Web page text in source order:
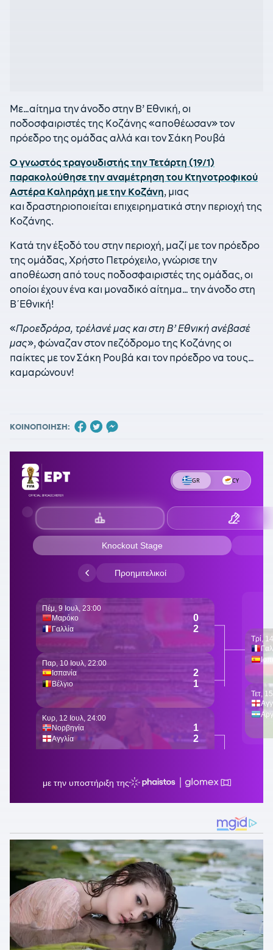
Με…αίτημα την άνοδο στην Β’ Εθνική, οι
ποδοσφαιριστές της Κοζάνης «αποθέωσαν» τον
πρόεδρο της ομάδας αλλά και τον Σάκη Ρουβά
Ο γνωστός τραγουδιστής την Τετάρτη (19/1)
παρακολούθησε την αναμέτρηση του Κτηνοτροφικού
Αστέρα Καληράχη με την Κοζάνη, μιας
και δραστηριοποιείται επιχειρηματικά στην περιοχή της
Κοζάνης.
Κατά την έξοδό του στην περιοχή, μαζί με τον πρόεδρο
της ομάδας, Χρήστο Πετρόχειλο, γνώρισε την
αποθέωση από τους ποδοσφαιριστές της ομάδας, οι
οποίοι έχουν ένα και μοναδικό αίτημα… την άνοδο στη
Β΄Εθνική!
«Προεδράρα, τρέλανέ μας και στη Β’ Εθνική ανέβασέ
μας», φώναζαν στον πεζόδρομο της Κοζάνης οι
παίκτες με τον Σάκη Ρουβά και τον πρόεδρο να τους…
καμαρώνουν!
ΚΟΙΝΟΠΟΙΗΣΗ: